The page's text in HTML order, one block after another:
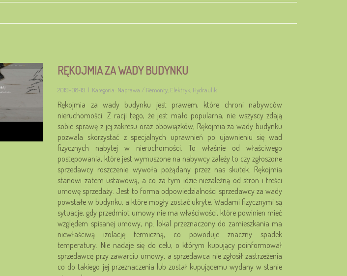
RĘKOJMIA ZA WADY BUDYNKU
2019-08-19 | Kategoria: Naprawa / Remonty, Elektryk, Hydraulik
Rękojmia za wady budynku jest prawem, które chroni nabywców
nieruchomości. Z racji tego, że jest mało popularna, nie wszyscy zdają
sobie sprawę z jej zakresu oraz obowiązków, Rękojmia za wady budynku
pozwala skorzystać z specjalnych uprawnień po ujawnieniu się wad
fizycznych nabytej w nieruchomości. To właśnie od właściwego
postępowania, które jest wymuszone na nabywcy zależy to czy zgłoszone
sprzedawcy roszczenie wywoła pożądany przez nas skutek. Rękojmia
stanowi zatem ustawową, a co za tym idzie niezależną od stron i treści
umowę sprzedaży. Jest to forma odpowiedzialności sprzedawcy za wady
powstałe w budynku, a które mogły zostać ukryte. Wadami fizycznymi są
sytuacje, gdy przedmiot umowy nie ma właściwości, które powinien mieć
względem spisanej umowy, np. lokal przeznaczony do zamieszkania ma
niewłaściwą izolację termiczną, co powoduje znaczny spadek
temperatury. Nie nadaje się do celu, o którym kupujący poinformował
sprzedawcę przy zawarciu umowy, a sprzedawca nie zgłosił zastrzeżenia
co do takiego jej przeznaczenia lub został kupującemu wydany w stanie